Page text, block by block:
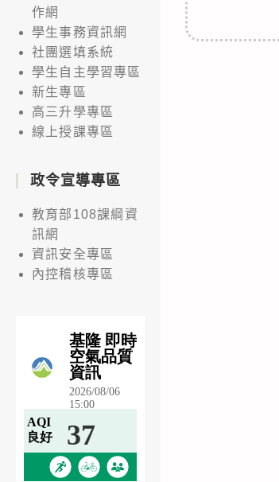
作網
學生事務資訊網
社團選填系統
學生自主學習專區
新生專區
高三升學專區
線上授課專區
政令宣導專區
教育部108課綱資
訊網
資訊安全專區
內控稽核專區